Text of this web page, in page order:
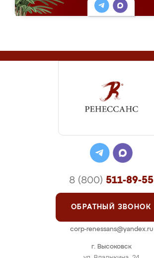
г. Высоковск
8 (800) 511-89-55
ОБРАТНЫЙ ЗВОНОК
corp-renessans@yandex.ru